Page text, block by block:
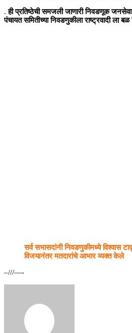
.ही प्रतिष्ठेची समजली जाणारी निवडणूक
पंचायत समितीच्या निवडणुकीला राष्ट्रवादी ला
सर्व सभासदांनी निवडणुकीमध्ये विश्वास
विजयानंतर मतदारांचे आभार व्यक्त केले
–///—-